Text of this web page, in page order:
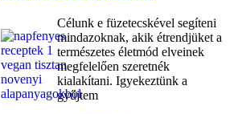
Célunk e füzetecskével segíteni
mindazoknak, akik étrendjüket a
természetes életmód elveinek
megfelelően szeretnék
kialakítani. Igyekeztünk a
gyűjtem